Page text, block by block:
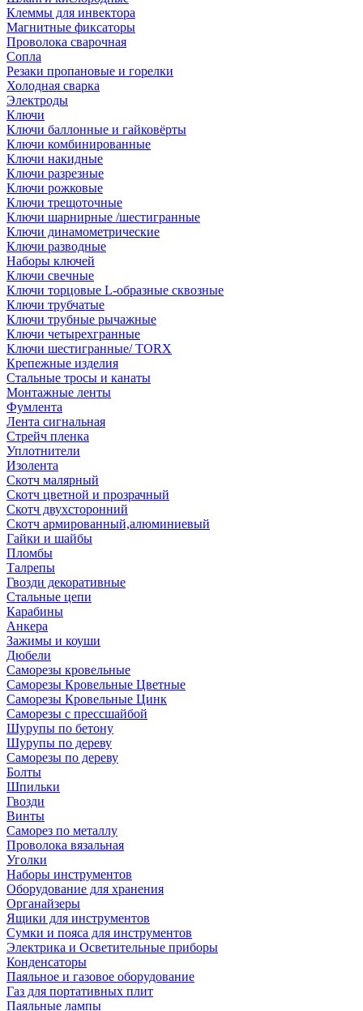
Клеммы для инвектора
Магнитные фиксаторы
Проволока сварочная
Сопла
Резаки пропановые и горелки
Холодная сварка
Электроды
Ключи
Ключи баллонные и гайковёрты
Ключи комбинированные
Ключи накидные
Ключи разрезные
Ключи рожковые
Ключи трещоточные
Ключи шарнирные /шестигранные
Ключи динамометрические
Ключи разводные
Наборы ключей
Ключи свечные
Ключи торцовые L-образные сквозные
Ключи трубчатые
Ключи трубные рычажные
Ключи четырехгранные
Ключи шестигранные/ TORX
Крепежные изделия
Стальные тросы и канаты
Монтажные ленты
Фумлента
Лента сигнальная
Стрейч пленка
Уплотнители
Изолента
Скотч малярный
Скотч цветной и прозрачный
Скотч двухсторонний
Скотч армированный,алюминиевый
Гайки и шайбы
Пломбы
Талрепы
Гвозди декоративные
Стальные цепи
Карабины
Анкера
Зажимы и коуши
Дюбели
Саморезы кровельные
Саморезы Кровельные Цветные
Саморезы Кровельные Цинк
Саморезы с прессшайбой
Шурупы по бетону
Шурупы по дереву
Саморезы по дереву
Болты
Шпильки
Гвозди
Винты
Саморез по металлу
Проволока вязальная
Уголки
Наборы инструментов
Оборудование для хранения
Органайзеры
Ящики для инструментов
Сумки и пояса для инструментов
Электрика и Осветительные приборы
Конденсаторы
Паяльное и газовое оборудование
Газ для портативных плит
Паяльные лампы